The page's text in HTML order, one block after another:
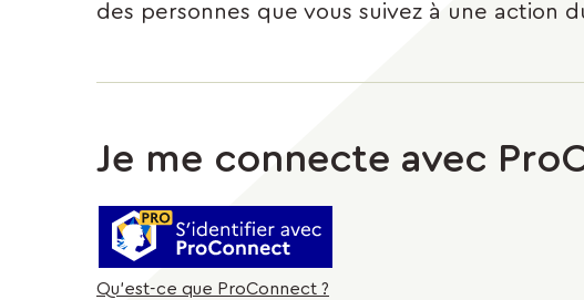
des personnes que vous suivez à une action
Je me connecte avec
S'identifier avec ProConnect
Qu’est-ce que ProConnect ?